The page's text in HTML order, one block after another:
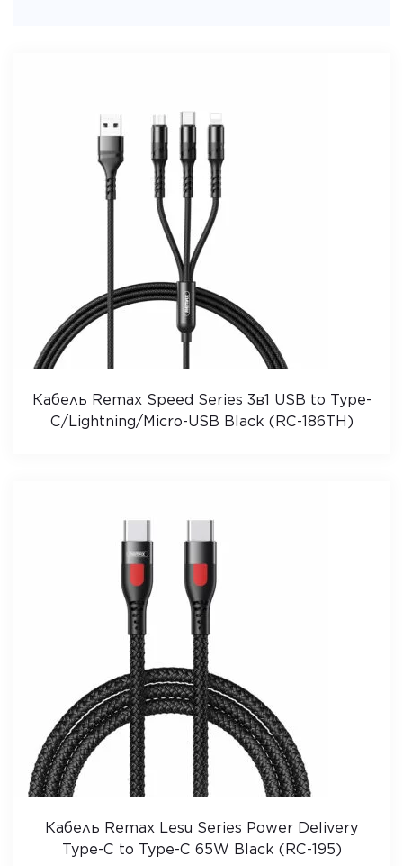
Кабель Remax Speed Series 3в1 USB to Type-
C/Lightning/Micro-USB Black (RC-186TH)
Кабель Remax Lesu Series Power Delivery
Type-C to Type-C 65W Black (RC-195)